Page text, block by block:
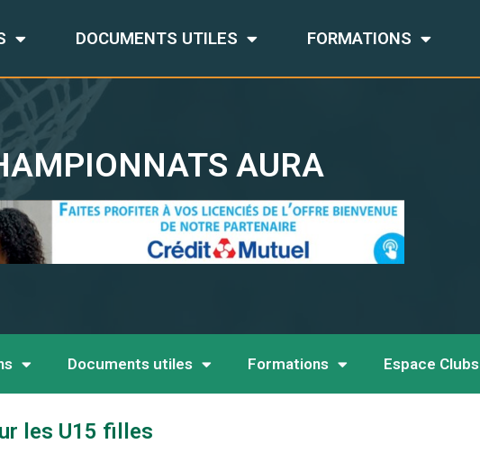
DOCUMENTS UTILES FORMATIONS
AURA
Documents utiles Formations Espace Clubs
les U15 filles